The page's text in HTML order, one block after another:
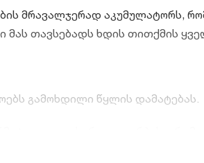
მრავალჯერად აკუმულატორს,
მას თავსებადს ხდის თითქმის
გამოხდილი წყლის დამატებას.